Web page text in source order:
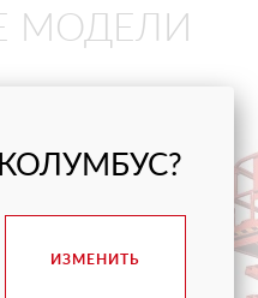
МОДЕЛИ
ИЗМЕНИТЬ